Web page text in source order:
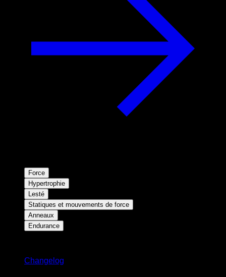
Force
Hypertrophie
Lesté
Statiques et mouvements de force
Anneaux
Endurance
Changelog